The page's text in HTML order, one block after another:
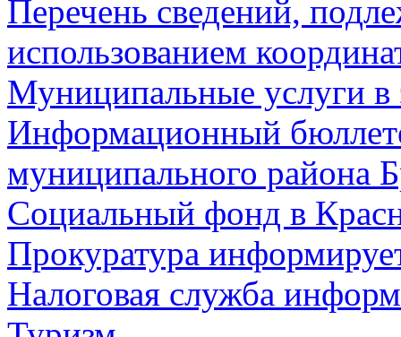
Перечень сведений,
использованием
Муниципальные услуги в
Информационный
муниципального района
Социальный фонд в
Прокуратура
Налоговая служба